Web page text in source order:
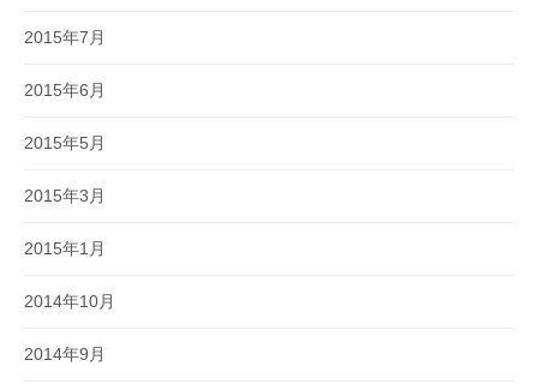
2015年7月
2015年6月
2015年5月
2015年3月
2015年1月
2014年10月
2014年9月